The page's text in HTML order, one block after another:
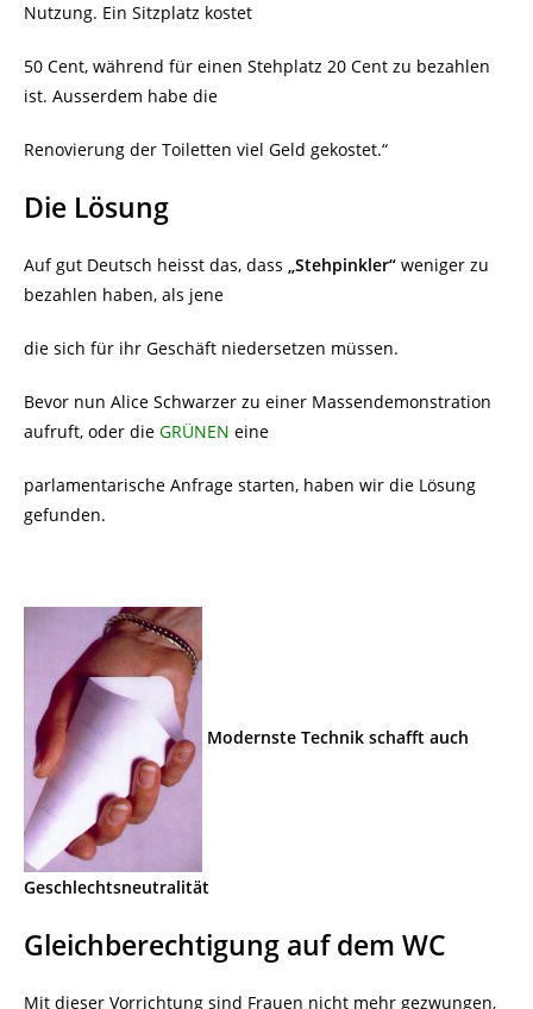
Nutzung. Ein Sitzplatz kostet
50 Cent, während für einen Stehplatz 20 Cent zu bezahlen
ist. Ausserdem habe die
Renovierung der Toiletten viel Geld gekostet.“
Die Lösung
Auf gut Deutsch heisst das, dass „Stehpinkler“ weniger zu
bezahlen haben, als jene
die sich für ihr Geschäft niedersetzen müssen.
Bevor nun Alice Schwarzer zu einer Massendemonstration
aufruft, oder die GRÜNEN eine
parlamentarische Anfrage starten, haben wir die Lösung
gefunden.
Modernste Technik schafft auch
Geschlechtsneutralität
Gleichberechtigung auf dem WC
Mit dieser Vorrichtung sind Frauen nicht mehr gezwungen,